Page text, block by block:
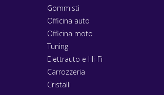
Gommisti
Officina auto
Officina moto
Tuning
Elettrauto e Hi-Fi
Carrozzeria
Cristalli